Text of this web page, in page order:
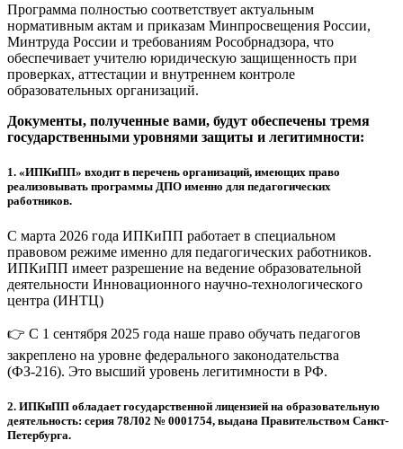
Программа полностью соответствует актуальным
нормативным актам и приказам Минпросвещения России,
Минтруда России и требованиям Рособрнадзора, что
обеспечивает учителю юридическую защищенность при
проверках, аттестации и внутреннем контроле
образовательных организаций.
Документы, полученные вами, будут обеспечены тремя
государственными уровнями защиты и легитимности:
1. «ИПКиПП» входит в перечень организаций, имеющих право
реализовывать программы ДПО именно для педагогических
работников.
С марта 2026 года ИПКиПП работает в специальном
правовом режиме именно для педагогических работников.
ИПКиПП имеет разрешение на ведение образовательной
деятельности Инновационного научно-технологического
центра (ИНТЦ)
👉 С 1 сентября 2025 года наше право обучать педагогов
закреплено на уровне федерального законодательства
(ФЗ-216). Это высший уровень легитимности в РФ.
2. ИПКиПП обладает государственной лицензией на образовательную
деятельность: серия 78Л02 № 0001754, выдана Правительством Санкт-
Петербурга.